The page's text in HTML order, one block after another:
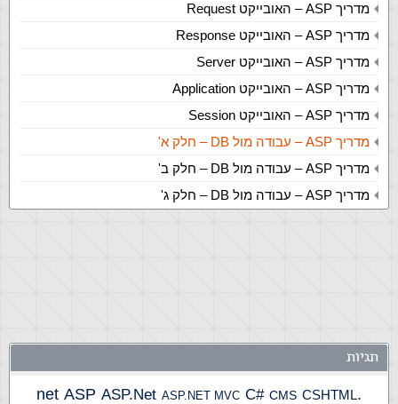
מדריך ASP – האובייקט Request
מדריך ASP – האובייקט Response
מדריך ASP – האובייקט Server
מדריך ASP – האובייקט Application
מדריך ASP – האובייקט Session
מדריך ASP – עבודה מול DB – חלק א'
מדריך ASP – עבודה מול DB – חלק ב'
מדריך ASP – עבודה מול DB – חלק ג'
תגיות
.net
ASP ASP.Net ASP.NET MVC C# CMS CSHTML